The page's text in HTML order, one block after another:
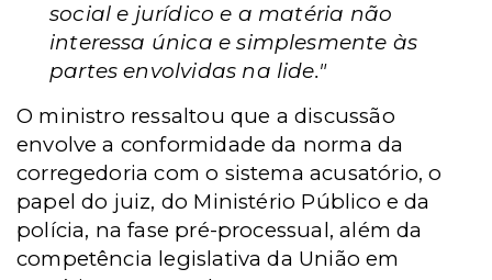
social e jurídico e a matéria não
interessa única e simplesmente às
partes envolvidas na lide."
O ministro ressaltou que a discussão
envolve a conformidade da norma da
corregedoria com o sistema acusatório, o
papel do juiz, do Ministério Público e da
polícia, na fase pré-processual, além da
competência legislativa da União em